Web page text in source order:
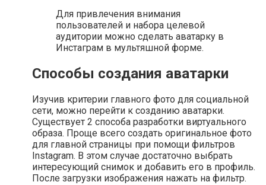
Для привлечения внимания
пользователей и набора целевой
аудитории можно сделать аватарку в
Инстаграм в мультяшной форме.
Способы создания аватарки
Изучив критерии главного фото для социальной
сети, можно перейти к созданию аватарки.
Существует 2 способа разработки виртуального
образа. Проще всего создать оригинальное фото
для главной страницы при помощи фильтров
Instagram. В этом случае достаточно выбрать
интересующий снимок и добавить его в профиль.
После загрузки изображения нажать на фильтр.